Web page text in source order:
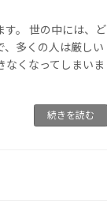
す。 世の中には、ど
、多くの人は厳しい
なくなってしまいま
続きを読む